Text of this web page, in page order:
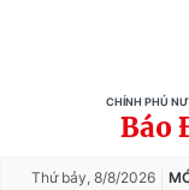
CHÍNH PHỦ
Báo
Thứ bảy, 8/8/2026